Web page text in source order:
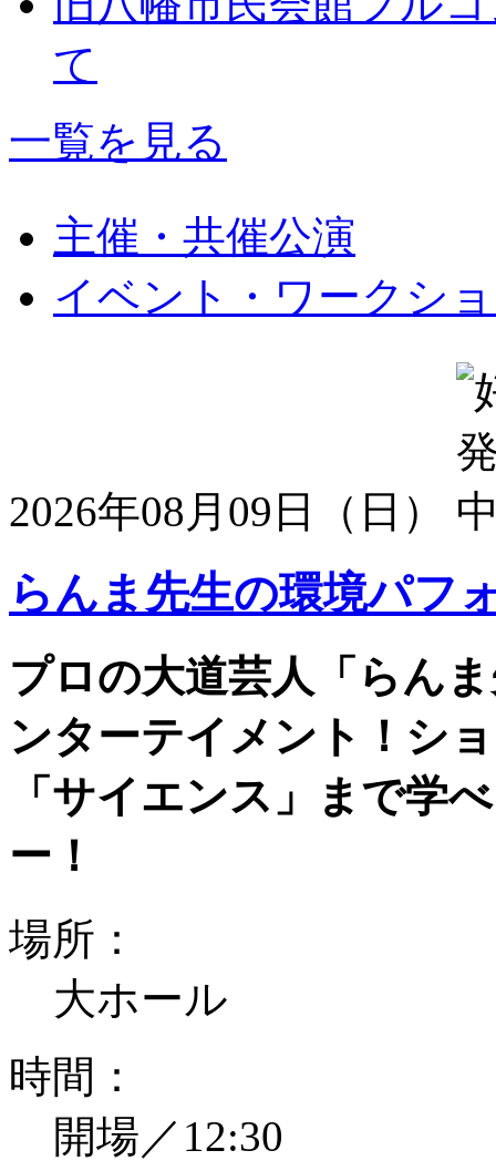
て
一覧を見る
主催・共催公演
イベント・ワークシ
2026年08月09日（日）
らんま先生の環境パフ
プロの大道芸人「らん
ンターテイメント！シ
「サイエンス」まで学
ー！
場所：
大ホール
時間：
開場／12:30